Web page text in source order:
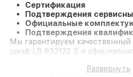
Сертификация
Подтверждения
Официальные
Подтверждения
Мы гарантируем
шкаф LB 632122 S и
Развернуть